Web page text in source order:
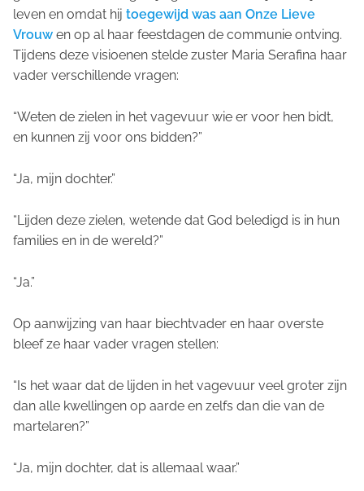
leven en omdat hij toegewijd was aan Onze Lieve
Vrouw en op al haar feestdagen de communie ontving.
Tijdens deze visioenen stelde zuster Maria Serafina haar
vader verschillende vragen:
“Weten de zielen in het vagevuur wie er voor hen bidt,
en kunnen zij voor ons bidden?”
“Ja, mijn dochter.”
“Lijden deze zielen, wetende dat God beledigd is in hun
families en in de wereld?”
“Ja.”
Op aanwijzing van haar biechtvader en haar overste
bleef ze haar vader vragen stellen:
“Is het waar dat de lijden in het vagevuur veel groter zijn
dan alle kwellingen op aarde en zelfs dan die van de
martelaren?”
“Ja, mijn dochter, dat is allemaal waar.”